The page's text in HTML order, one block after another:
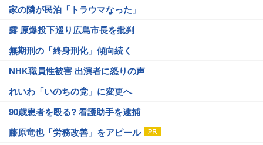
家の隣が民泊「トラウマなった」
露 原爆投下巡り広島市長を批判
無期刑の「終身刑化」傾向続く
NHK職員性被害 出演者に怒りの声
れいわ「いのちの党」に変更へ
90歳患者を殴る? 看護助手を逮捕
藤原竜也「労務改善」をアピール